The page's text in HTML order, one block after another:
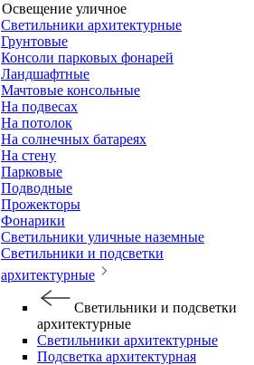
Освещение уличное
Светильники архитектурные
Грунтовые
Консоли парковых фонарей
Ландшафтные
Мачтовые консольные
На подвесах
На потолок
На солнечных батареях
На стену
Парковые
Подводные
Прожекторы
Фонарики
Светильники уличные наземные
Светильники и подсветки
архитектурные
Светильники и подсветки
архитектурные
Светильники архитектурные
Подсветка архитектурная